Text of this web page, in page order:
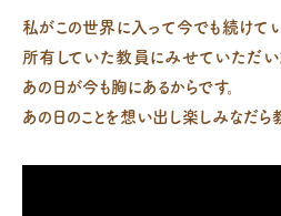
私がこの世界に入って今でも続けて
所有していた教員にみせていただ
あの日が今も胸にあるからです。
あの日のことを想い出し楽しみなだら